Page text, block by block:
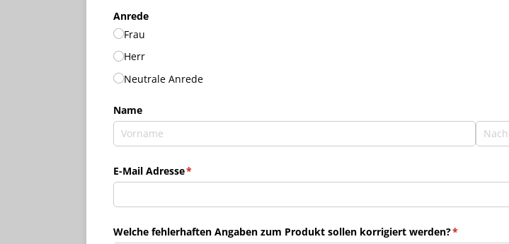
Anrede
Frau
Herr
Neutrale Anrede
Name
E-Mail Adresse*
(erforderlich)
Welche fehlerhaften Angaben zum Produkt sollen korrigiert werden?*
(erforderlich)